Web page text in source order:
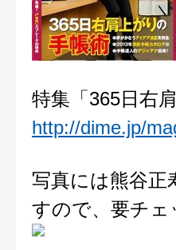
特集「365日右
http://dime.jp/
写真には熊谷正
すので、要チェ